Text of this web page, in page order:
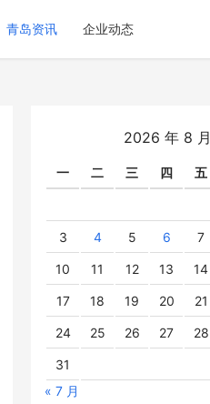
青岛资讯 企业动态
2026 年 8 月
一 二 三 四 五
3 4 5 6 7
10 11 12 13 14
17 18 19 20 21
24 25 26 27 28
31
« 7 月